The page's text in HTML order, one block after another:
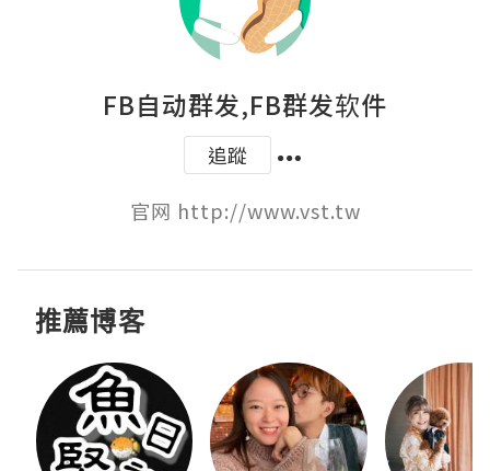
FB自动群发,FB群发软件
追蹤
官网 http://www.vst.tw
推薦博客